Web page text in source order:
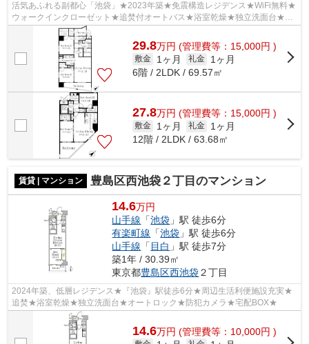
活気あふれる副都心「池袋」★2023年築★免震構造レジデンス★WiFi無料★
ウォークインクローゼット★追焚付オートバス★浴室乾燥★独立洗面台★オ
ートロック★宅配BOX★
29.8万円 (管理費等：15,000円 )
敷金 1ヶ月 礼金
1ヶ月
6階 / 2LDK / 69.57㎡
27.8万円 (管理費等：15,000円 )
敷金 1ヶ月 礼金
1ヶ月
12階 / 2LDK / 63.68㎡
賃貸 | マンション 豊島区西池袋２丁目のマンション
14.6万円
山手線 「池袋 」駅 徒歩6分
有楽町線 「池袋 」駅 徒歩6分
山手線 「 目白 」駅 徒歩7分
築1年 / 30.39㎡
東京都豊島区西池袋２丁目
2024年築、低層レジデンス★『池袋』駅徒歩6分★周辺生活利便施設充実★
追焚★浴室乾燥★独立洗面台★オートロック★防犯カメラ★宅配BOX★
14.6万円 (管理費等：10,000円 )